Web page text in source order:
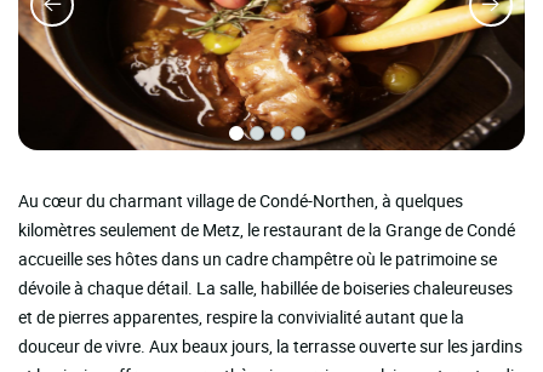
Au cœur du charmant village de Condé-Northen, à quelques
kilomètres seulement de Metz, le restaurant de la Grange de Condé
accueille ses hôtes dans un cadre champêtre où le patrimoine se
dévoile à chaque détail. La salle, habillée de boiseries chaleureuses
et de pierres apparentes, respire la convivialité autant que la
douceur de vivre. Aux beaux jours, la terrasse ouverte sur les jardins